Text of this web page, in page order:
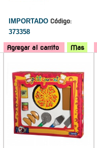
IMPORTADO Código:
373358
Agregar al carrito Mas